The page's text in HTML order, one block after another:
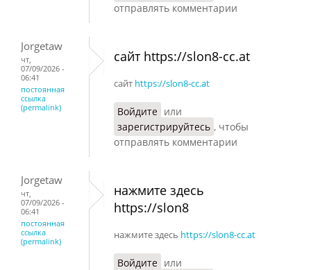
отправлять комментарии
Jorgetaw
чт,
07/09/2026 -
06:41
постоянная
ссылка
(permalink)
сайт https://slon8-cc.at
сайт https://slon8-cc.at
Войдите или
зарегистрируйтесь , чтобы
отправлять комментарии
Jorgetaw
чт,
07/09/2026 -
06:41
постоянная
ссылка
(permalink)
нажмите здесь
https://slon8
нажмите здесь https://slon8-cc.at
Войдите или